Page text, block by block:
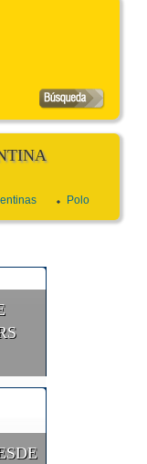
Polo